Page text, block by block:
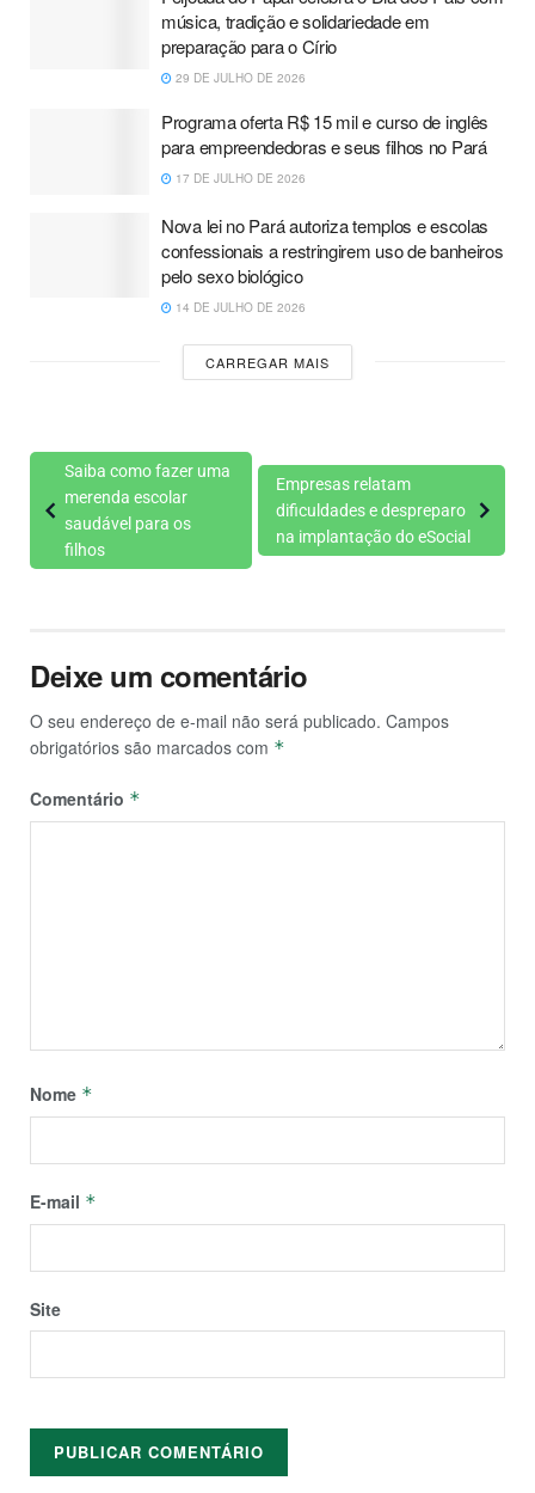
música, tradição e solidariedade em
preparação para o Círio
29 DE JULHO DE 2026
Programa oferta R$ 15 mil e curso de inglês
para empreendedoras e seus filhos no Pará
17 DE JULHO DE 2026
Nova lei no Pará autoriza templos e escolas
confessionais a restringirem uso de banheiros
pelo sexo biológico
14 DE JULHO DE 2026
CARREGAR MAIS
Saiba como fazer uma
merenda escolar
saudável para os
filhos
Empresas relatam
dificuldades e despreparo
na implantação do eSocial
Deixe um comentário
O seu endereço de e-mail não será publicado. Campos
obrigatórios são marcados com *
Comentário *
Nome *
E-mail *
Site